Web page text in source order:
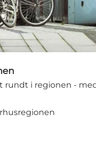
i regionen -